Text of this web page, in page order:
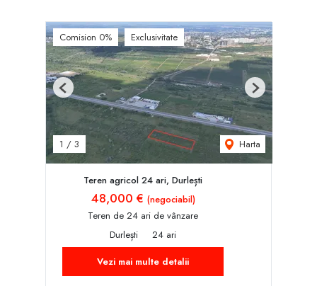
Comision 0% Exclusivitate
1 / 3 Harta
Previous Next
Teren agricol 24 ari, Durlești
48,000 € (negociabil)
Teren de 24 ari de vânzare
Durlești
24 ari
Vezi mai multe detalii